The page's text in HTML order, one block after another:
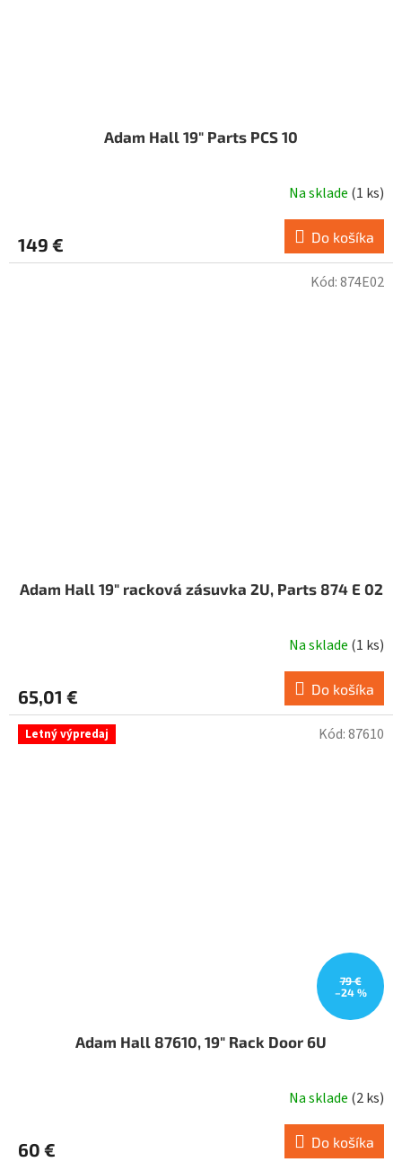
Adam Hall 19" Parts PCS 10
Na sklade (1 ks)
149 € Do košíka
Adam Hall 19" racková zásuvka 2U, Parts 874 E 02
Na sklade (1 ks)
65,01 € Do košíka
Kód:874E02
Letný výpredaj
79 €
–24 %
Adam Hall 87610, 19" Rack Door 6U
Na sklade (2 ks)
60 € Do košíka
Kód:87610